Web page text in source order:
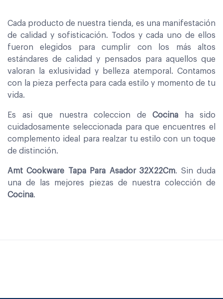
Cada producto de nuestra tienda, es una manifestación
de calidad y sofisticación. Todos y cada uno de ellos
fueron elegidos para cumplir con los más altos
estándares de calidad y pensados para aquellos que
valoran la exlusividad y belleza atemporal. Contamos
con la pieza perfecta para cada estilo y momento de tu
vida.
Es asi que nuestra coleccion de Cocina ha sido
cuidadosamente seleccionada para que encuentres el
complemento ideal para realzar tu estilo con un toque
de distinción.
Amt Cookware Tapa Para Asador 32X22Cm. Sin duda
una de las mejores piezas de nuestra colección de
Cocina.